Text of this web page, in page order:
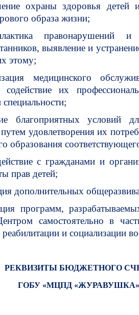
охраны здоровья детей
образа жизни;
правонарушений и
выявление и
этому;
медицинского
содействие их
благоприятных условий
удовлетворения их
образования
с гражданами и
прав детей;
дополнительных
программ,
самостоятельно в
реабилитации и социализации
РЕКВИЗИТЫ БЮДЖЕТНОГО
ГОБУ «МЦПД «ЖУРАВУШКА»